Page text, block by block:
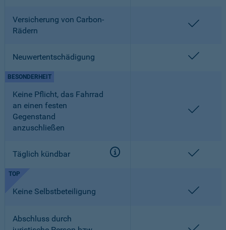
Versicherung von Carbon-
Rädern
Neuwertentschädigung
Keine Pflicht, das Fahrrad
an einen festen
Gegenstand
anzuschließen
BESONDERHEIT
Täglich kündbar
TOP
Keine Selbstbeteiligung
Abschluss durch